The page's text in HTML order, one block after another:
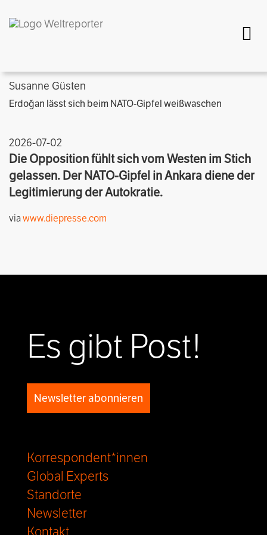
Susanne Güsten
Erdoğan lässt sich beim NATO-Gipfel weißwaschen
2026-07-02
Die Opposition fühlt sich vom Westen im Stich
gelassen. Der NATO-Gipfel in Ankara diene der
Legitimierung der Autokratie.
viawww.diepresse.com
Es gibt Post!
Newsletter abonnieren
Korrespondent*innen
Global Experts
Standorte
Newsletter